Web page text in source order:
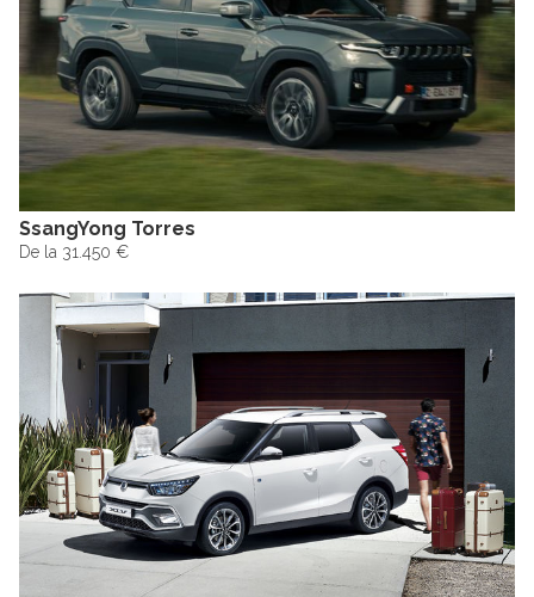
SsangYong Torres
De la 31.450 €